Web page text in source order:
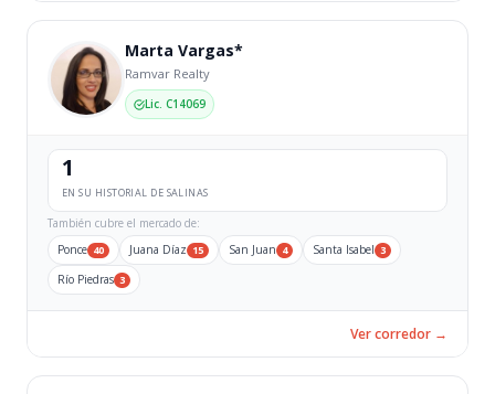
Marta Vargas*
Ramvar Realty
Lic. C14069
1
EN SU HISTORIAL DE SALINAS
También cubre el mercado de:
Ponce 40 Juana Díaz 15 San Juan 4 Santa Isabel 3
Río Piedras 3
Ver corredor →